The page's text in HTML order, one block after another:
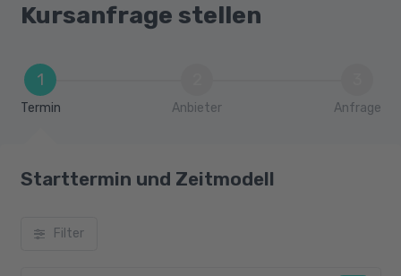
Kursanfrage stellen
1
Termin Anbieter Anfrage
Starttermin und Zeitmodell
Filter